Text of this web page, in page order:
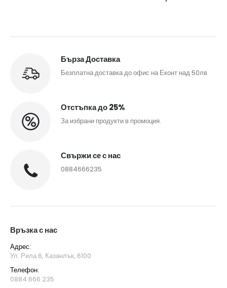
Бърза Доставка
Безплатна доставка до офис на Еконт над 50лв
Отстъпка до 25%
За избрани продукти в промоция.
Свържи се с нас
0884666235
Връзка с нас
Адрес:
Ул. Рила 6, Казанлък, 6100
Телефон:
0884 666 235